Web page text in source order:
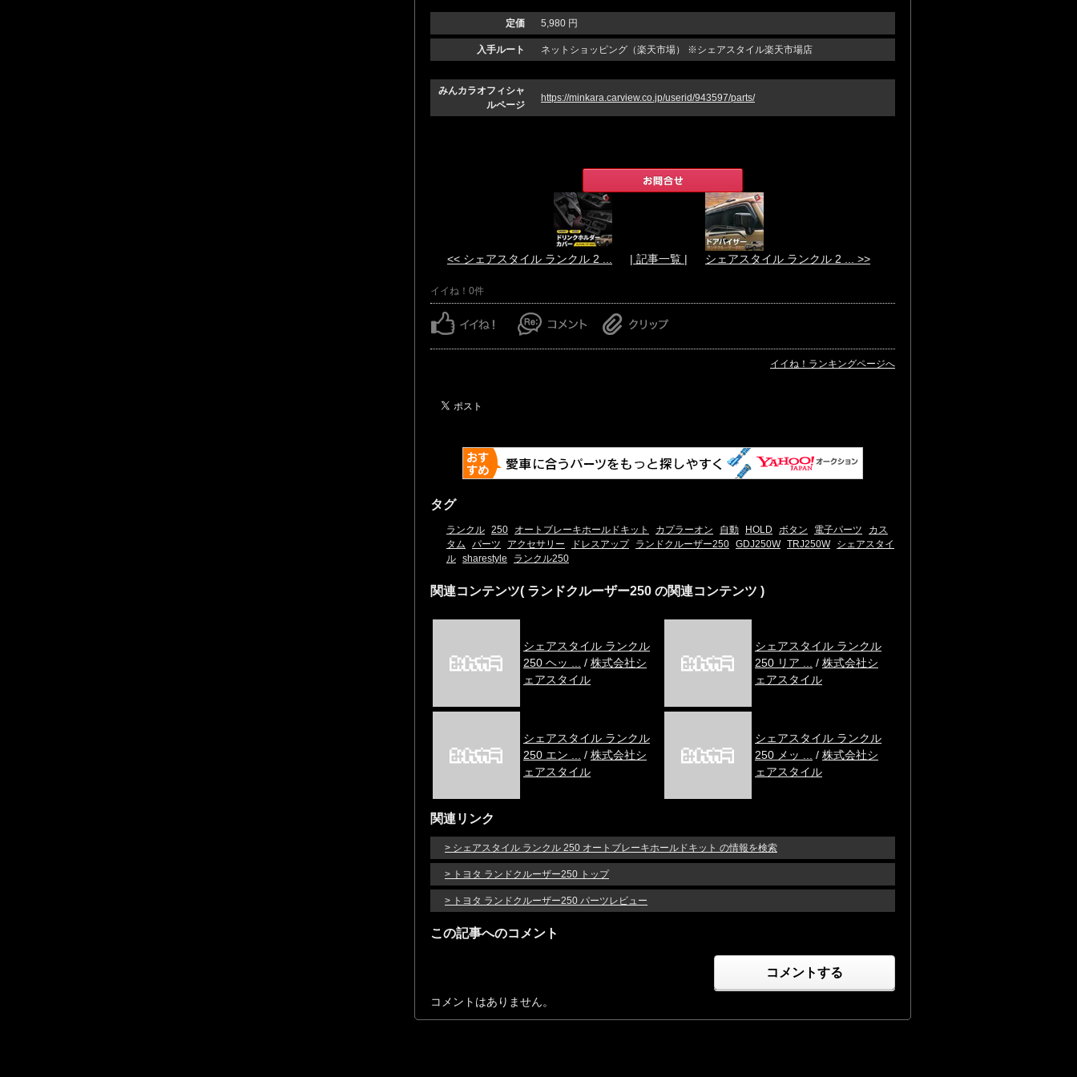
定価 5,980 円
入手ルート ネットショッピング（楽天市場） ※シェアスタイル楽天市場店
みんカラオフィシャ
ルページ
https://minkara.carview.co.jp/userid/943597/parts/
<< シェアスタイル ランクル 2 ... | 記事一覧 | シェアスタイル ランクル 2 ... >>
イイね！0件
イイね！ランキングページへ
タグ
ランクル 250 オートブレーキホールドキット カプラーオン 自動 HOLD ボタン 電子パーツ
カス
タム
パーツ アクセサリー ドレスアップ ランドクルーザー250 GDJ250W TRJ250W
シェアスタイ
ル sharestyle ランクル250
関連コンテンツ( ランドクルーザー250 の関連コンテンツ )
シェアスタイル ランクル
250 ヘッ ...
/ 株式会社シ
ェアスタイル
シェアスタイル ランクル
250 リア ...
/ 株式会社シ
ェアスタイル
シェアスタイル ランクル
250 エン ...
/ 株式会社シ
ェアスタイル
シェアスタイル ランクル
250 メッ ...
/ 株式会社シ
ェアスタイル
関連リンク
> シェアスタイル ランクル 250 オートブレーキホールドキット の情報を検索
> トヨタ ランドクルーザー250 トップ
> トヨタ ランドクルーザー250 パーツレビュー
この記事へのコメント
コメントする
コメントはありません。